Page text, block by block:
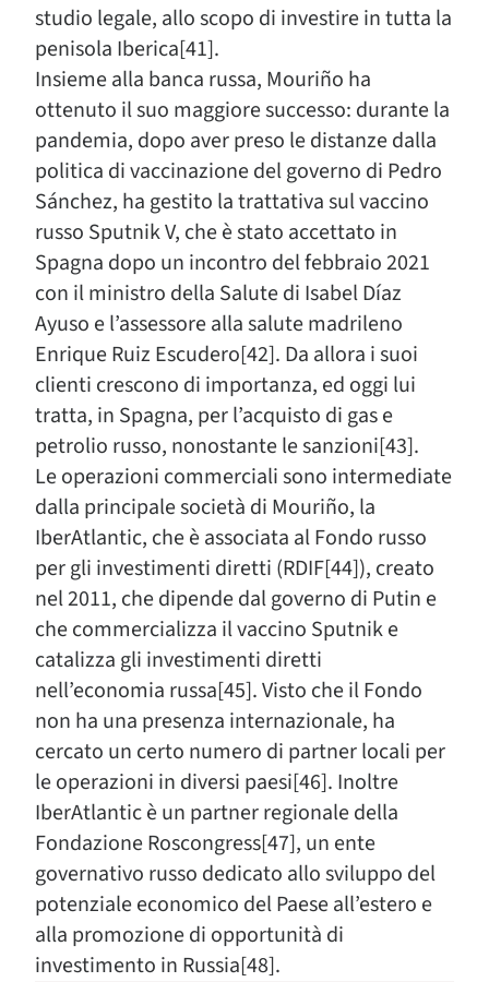
studio legale, allo scopo di investire in tutta la
penisola Iberica[41].
Insieme alla banca russa, Mouriño ha
ottenuto il suo maggiore successo: durante la
pandemia, dopo aver preso le distanze dalla
politica di vaccinazione del governo di Pedro
Sánchez, ha gestito la trattativa sul vaccino
russo Sputnik V, che è stato accettato in
Spagna dopo un incontro del febbraio 2021
con il ministro della Salute di Isabel Díaz
Ayuso e l’assessore alla salute madrileno
Enrique Ruiz Escudero[42]. Da allora i suoi
clienti crescono di importanza, ed oggi lui
tratta, in Spagna, per l’acquisto di gas e
petrolio russo, nonostante le sanzioni[43].
Le operazioni commerciali sono intermediate
dalla principale società di Mouriño, la
IberAtlantic, che è associata al Fondo russo
per gli investimenti diretti (RDIF[44]), creato
nel 2011, che dipende dal governo di Putin e
che commercializza il vaccino Sputnik e
catalizza gli investimenti diretti
nell’economia russa[45]. Visto che il Fondo
non ha una presenza internazionale, ha
cercato un certo numero di partner locali per
le operazioni in diversi paesi[46]. Inoltre
IberAtlantic è un partner regionale della
Fondazione Roscongress[47], un ente
governativo russo dedicato allo sviluppo del
potenziale economico del Paese all’estero e
alla promozione di opportunità di
investimento in Russia[48].